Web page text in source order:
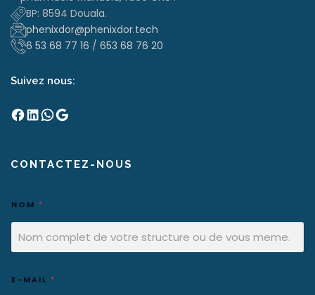
BP: 8594 Douala.
phenixdor@phenixdor.tech
6 53 68 77 16 / 653 68 76 20
Suivez nous:
Facebook LinkedIn WhatsApp Google
CONTACTEZ-NOUS
NOM *
E-MAIL *